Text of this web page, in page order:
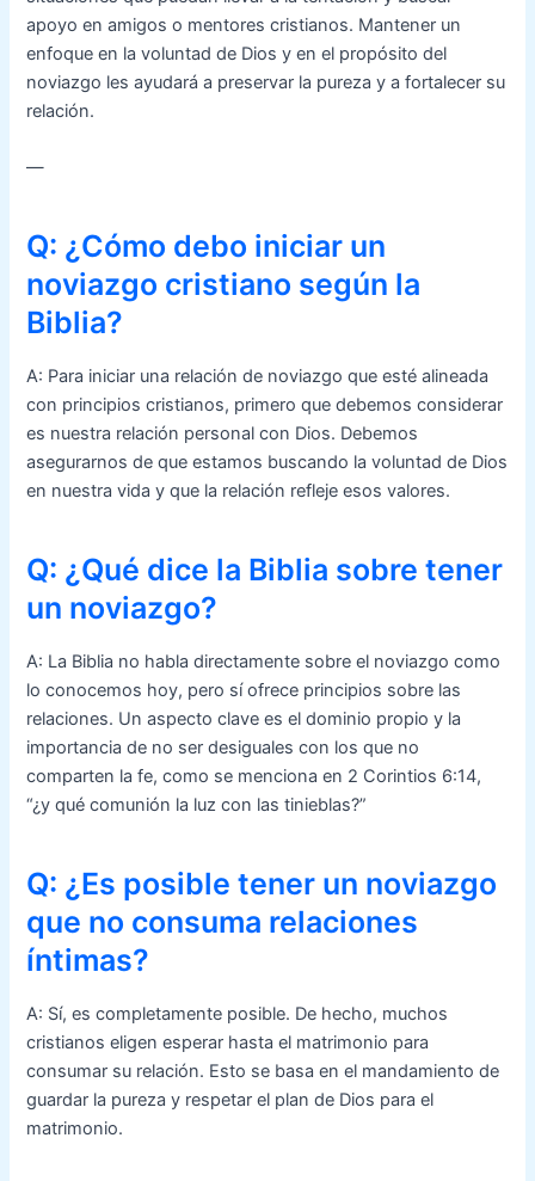
apoyo en amigos o mentores cristianos. Mantener un
enfoque en la voluntad de Dios y en el propósito del
noviazgo les ayudará a preservar la pureza y a fortalecer su
relación.
—
Q: ¿Cómo debo iniciar un
noviazgo cristiano según la
Biblia?
A: Para iniciar una relación de noviazgo que esté alineada
con principios cristianos, primero que debemos considerar
es nuestra relación personal con Dios. Debemos
asegurarnos de que estamos buscando la voluntad de Dios
en nuestra vida y que la relación refleje esos valores.
Q: ¿Qué dice la Biblia sobre tener
un noviazgo?
A: La Biblia no habla directamente sobre el noviazgo como
lo conocemos hoy, pero sí ofrece principios sobre las
relaciones. Un aspecto clave es el dominio propio y la
importancia de no ser desiguales con los que no
comparten la fe, como se menciona en 2 Corintios 6:14,
“¿y qué comunión la luz con las tinieblas?”
Q: ¿Es posible tener un noviazgo
que no consuma relaciones
íntimas?
A: Sí, es completamente posible. De hecho, muchos
cristianos eligen esperar hasta el matrimonio para
consumar su relación. Esto se basa en el mandamiento de
guardar la pureza y respetar el plan de Dios para el
matrimonio.